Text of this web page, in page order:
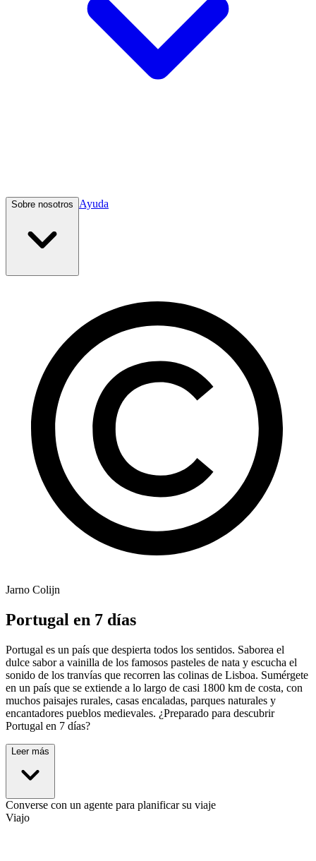
Sobre nosotros Ayuda
Jarno Colijn
Portugal en 7 días
Portugal es un país que despierta todos los sentidos. Saborea el
dulce sabor a vainilla de los famosos pasteles de nata y escucha el
sonido de los tranvías que recorren las colinas de Lisboa. Sumérgete
en un país que se extiende a lo largo de casi 1800 km de costa, con
muchos paisajes rurales, casas encaladas, parques naturales y
encantadores pueblos medievales. ¿Preparado para descubrir
Portugal en 7 días?
Leer más
Converse con un agente para planificar su viaje
Viajo